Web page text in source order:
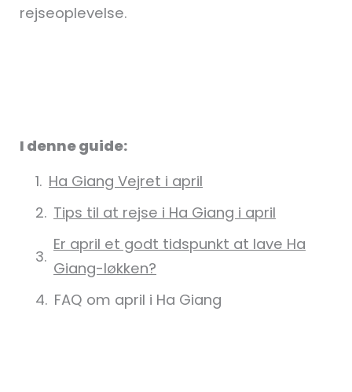
rejseoplevelse.
I denne guide:
Ha Giang Vejret i april
Tips til at rejse i Ha Giang i april
Er april et godt tidspunkt at lave Ha
Giang-løkken?
FAQ om april i Ha Giang